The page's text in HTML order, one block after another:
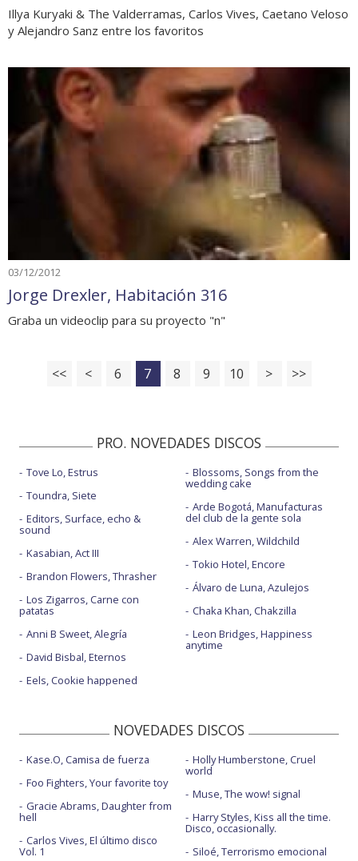
Illya Kuryaki & The Valderramas, Carlos Vives, Caetano Veloso
y Alejandro Sanz entre los favoritos
03/12/2012
Jorge Drexler, Habitación 316
Graba un videoclip para su proyecto "n"
<< < 6 7 8 9 10 > >>
PRO. NOVEDADES DISCOS
Tove Lo, Estrus
Toundra, Siete
Editors, Surface, echo &
sound
Kasabian, Act III
Brandon Flowers, Thrasher
Los Zigarros, Carne con
patatas
Anni B Sweet, Alegría
David Bisbal, Eternos
Eels, Cookie happened
Blossoms, Songs from the
wedding cake
Arde Bogotá, Manufacturas
del club de la gente sola
Alex Warren, Wildchild
Tokio Hotel, Encore
Álvaro de Luna, Azulejos
Chaka Khan, Chakzilla
Leon Bridges, Happiness
anytime
NOVEDADES DISCOS
Kase.O, Camisa de fuerza
Foo Fighters, Your favorite toy
Gracie Abrams, Daughter from
hell
Carlos Vives, El último disco
Vol. 1
Holly Humberstone, Cruel
world
Muse, The wow! signal
Harry Styles, Kiss all the time.
Disco, occasionally.
Siloé, Terrorismo emocional